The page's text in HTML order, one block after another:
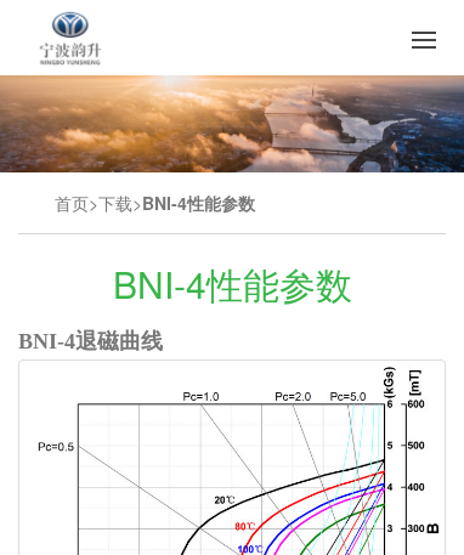
首页 下载 BNI-4性能参数
BNI-4性能参数
BNI-4退磁曲线